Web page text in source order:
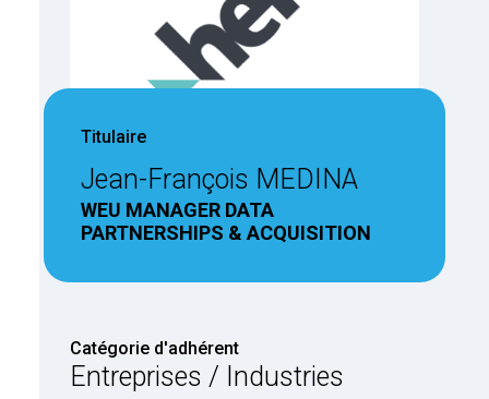
Titulaire
Jean-François MEDINA
WEU MANAGER DATA
PARTNERSHIPS & ACQUISITION
Catégorie d'adhérent
Entreprises / Industries